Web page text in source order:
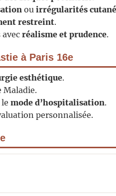
ouirrégularités
restreint.
avecréalisme et prudence.
à Paris 16e
esthétique.
Maladie.
lemode d’hospitalisation.
personnalisée.